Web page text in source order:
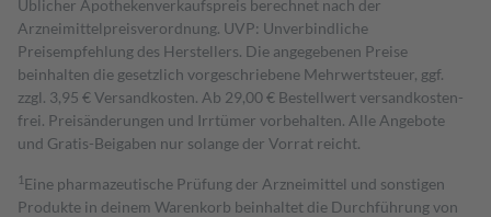
Üblicher Apothekenverkaufspreis berechnet nach der
Arzneimittelpreisverordnung. UVP: Unverbindliche
Preisempfehlung des Herstellers. Die angegebenen Preise
beinhalten die gesetzlich vorgeschriebene Mehrwertsteuer, ggf.
zzgl. 3,95 € Versandkosten. Ab 29,00 € Bestell­wert versand­kosten­
frei. Preisänderungen und Irrtümer vorbehalten. Alle Angebote
und Gratis-Beigaben nur solange der Vorrat reicht.
1 Eine pharmazeutische Prüfung der Arzneimittel und sonstigen
Produkte in deinem Warenkorb beinhaltet die Durchführung von